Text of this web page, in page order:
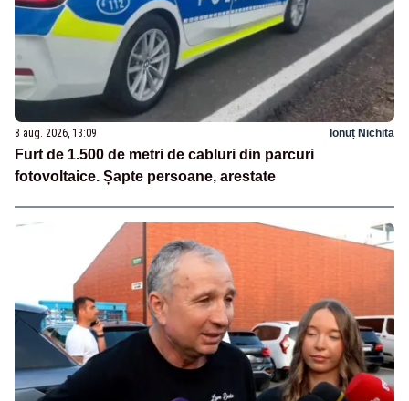
8 aug. 2026, 13:09 Ionuț Nichita
Furt de 1.500 de metri de cabluri din parcuri
fotovoltaice. Șapte persoane, arestate